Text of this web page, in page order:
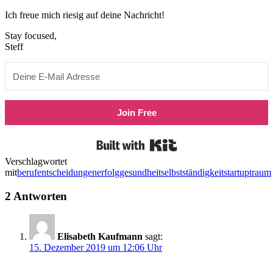
Ich freue mich riesig auf deine Nachricht!
Stay focused,
Steff
Join Free
Verschlagwortet
mitberufentscheidungenerfolggesundheitselbstständigkeitstartuptraum
2 Antworten
Elisabeth Kaufmann sagt:
15. Dezember 2019 um 12:06 Uhr